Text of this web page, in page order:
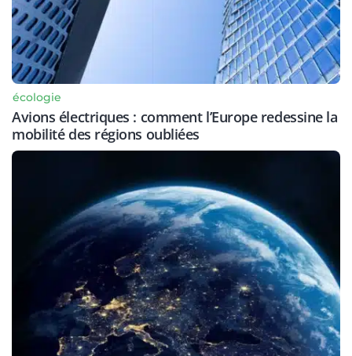
écologie
Avions électriques : comment l’Europe redessine la
mobilité des régions oubliées